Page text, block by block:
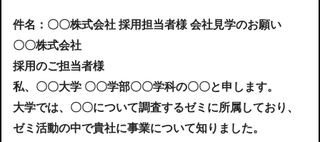
件名：〇〇株式会社 採用担当者様 会社見学のお願い
〇〇株式会社
採用のご担当者様
私、〇〇大学 〇〇学部〇〇学科の〇〇と申します。
大学では、〇〇について調査するゼミに所属しており、
ゼミ活動の中で貴社に事業について知りました。